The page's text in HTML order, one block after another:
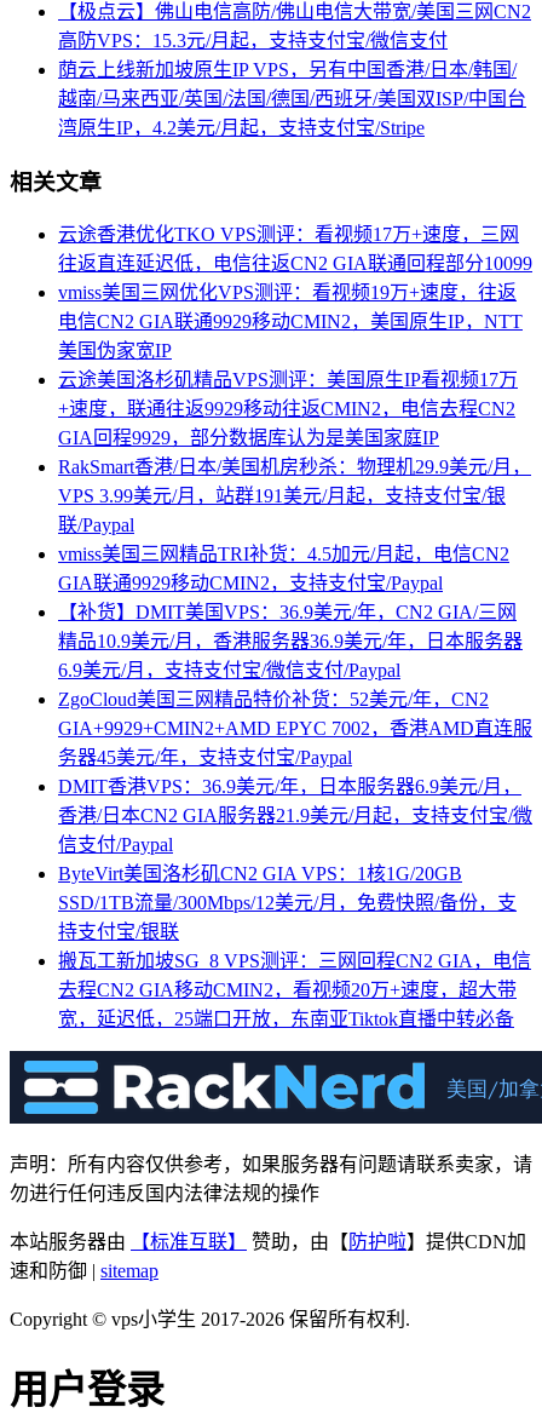
【极点云】佛山电信高防/佛山电信大带宽/美国三网CN2
高防VPS：15.3元/月起，支持支付宝/微信支付
荫云上线新加坡原生IP VPS，另有中国香港/日本/韩国/
越南/马来西亚/英国/法国/德国/西班牙/美国双ISP/中国台
湾原生IP，4.2美元/月起，支持支付宝/Stripe
相关文章
云途香港优化TKO VPS测评：看视频17万+速度，三网
往返直连延迟低，电信往返CN2 GIA联通回程部分10099
vmiss美国三网优化VPS测评：看视频19万+速度，往返
电信CN2 GIA联通9929移动CMIN2，美国原生IP，NTT
美国伪家宽IP
云途美国洛杉矶精品VPS测评：美国原生IP看视频17万
+速度，联通往返9929移动往返CMIN2，电信去程CN2
GIA回程9929，部分数据库认为是美国家庭IP
RakSmart香港/日本/美国机房秒杀：物理机29.9美元/月，
VPS 3.99美元/月，站群191美元/月起，支持支付宝/银
联/Paypal
vmiss美国三网精品TRI补货：4.5加元/月起，电信CN2
GIA联通9929移动CMIN2，支持支付宝/Paypal
【补货】DMIT美国VPS：36.9美元/年，CN2 GIA/三网
精品10.9美元/月，香港服务器36.9美元/年，日本服务器
6.9美元/月，支持支付宝/微信支付/Paypal
ZgoCloud美国三网精品特价补货：52美元/年，CN2
GIA+9929+CMIN2+AMD EPYC 7002，香港AMD直连服
务器45美元/年，支持支付宝/Paypal
DMIT香港VPS：36.9美元/年，日本服务器6.9美元/月，
香港/日本CN2 GIA服务器21.9美元/月起，支持支付宝/微
信支付/Paypal
ByteVirt美国洛杉矶CN2 GIA VPS：1核1G/20GB
SSD/1TB流量/300Mbps/12美元/月，免费快照/备份，支
持支付宝/银联
搬瓦工新加坡SG_8 VPS测评：三网回程CN2 GIA，电信
去程CN2 GIA移动CMIN2，看视频20万+速度，超大带
宽，延迟低，25端口开放，东南亚Tiktok直播中转必备
声明：所有内容仅供参考，如果服务器有问题请联系卖家，请
勿进行任何违反国内法律法规的操作
本站服务器由 【标准互联】 赞助，由【 防护啦】提供CDN加
速和防御 | sitemap
Copyright © vps小学生 2017-2026 保留所有权利.
用户登录